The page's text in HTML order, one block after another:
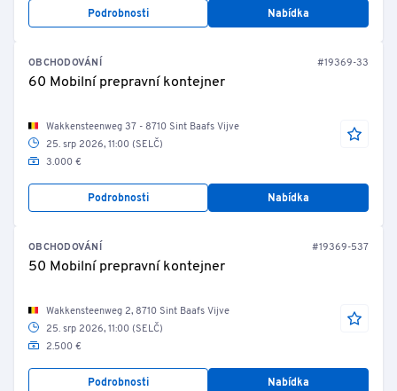
Podrobnosti Nabídka
OBCHODOVÁNÍ #19369-33
60 Mobilní prepravní kontejner
Wakkensteenweg 37 - 8710 Sint Baafs Vijve
25. srp 2026, 11:00 (SELČ)
3.000 €
Podrobnosti Nabídka
OBCHODOVÁNÍ #19369-537
50 Mobilní prepravní kontejner
Wakkensteenweg 2, 8710 Sint Baafs Vijve
25. srp 2026, 11:00 (SELČ)
2.500 €
Podrobnosti Nabídka